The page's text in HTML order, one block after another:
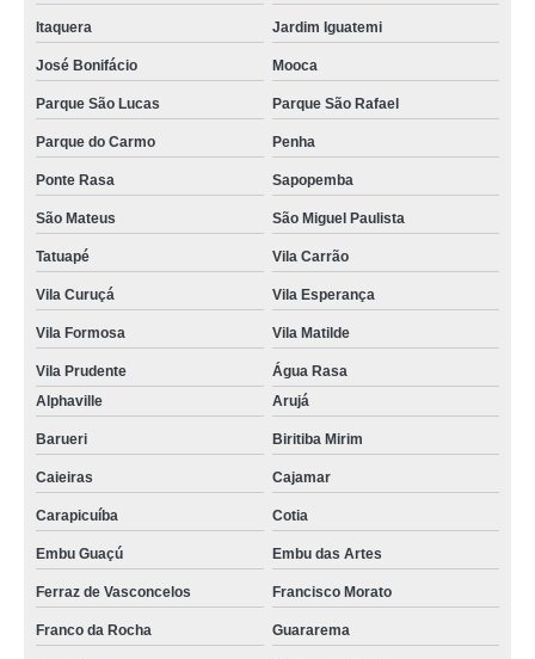
Itaquera Jardim Iguatemi
José Bonifácio Mooca
Parque São Lucas Parque São Rafael
Parque do Carmo Penha
Ponte Rasa Sapopemba
São Mateus São Miguel Paulista
Tatuapé Vila Carrão
Vila Curuçá Vila Esperança
Vila Formosa Vila Matilde
Vila Prudente
Água Rasa
Alphaville
Arujá
Barueri Biritiba Mirim
Caieiras Cajamar
Carapicuíba Cotia
Embu Guaçú Embu das Artes
Ferraz de Vasconcelos Francisco Morato
Franco da Rocha Guararema